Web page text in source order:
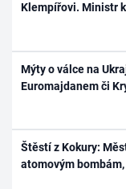
Klempířovi. Ministr
Mýty o válce na
Euromajdanem či
Štěstí z Kokury:
atomovým